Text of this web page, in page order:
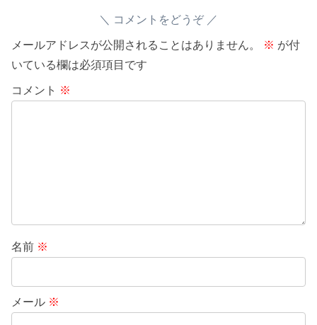
コメントをどうぞ
メールアドレスが公開されることはありません。 ※ が付
いている欄は必須項目です
コメント ※
名前 ※
メール ※